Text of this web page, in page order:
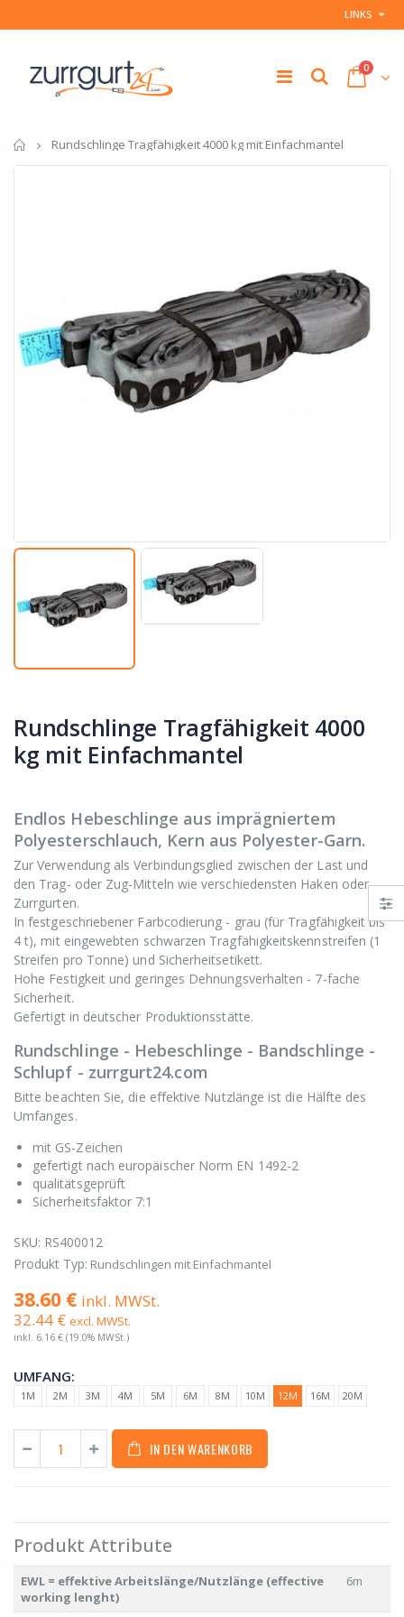
LINKS
0
Startseite
Rundschlinge Tragfähigkeit 4000 kg mit Einfachmantel
Rundschlinge Tragfähigkeit 4000
kg mit Einfachmantel
Endlos Hebeschlinge aus imprägniertem
Polyesterschlauch, Kern aus Polyester-Garn.
Zur Verwendung als Verbindungsglied zwischen der Last und
den Trag- oder Zug-Mitteln wie verschiedensten Haken oder
Zurrgurten.
In festgeschriebener Farbcodierung - grau (für Tragfähigkeit bis
4 t), mit eingewebten schwarzen Tragfähigkeitskennstreifen (1
Streifen pro Tonne) und Sicherheitsetikett.
Hohe Festigkeit und geringes Dehnungsverhalten - 7-fache
Sicherheit.
Gefertigt in deutscher Produktionsstätte.
Rundschlinge - Hebeschlinge - Bandschlinge -
Schlupf - zurrgurt24.com
Bitte beachten Sie, die effektive Nutzlänge ist die Hälfte des
Umfanges.
mit GS-Zeichen
gefertigt nach europäischer Norm EN 1492-2
qualitätsgeprüft
Sicherheitsfaktor 7:1
SKU: RS400012
Produkt Typ: Rundschlingen mit Einfachmantel
38.60 € inkl. MWSt.
32.44 € excl. MWSt.
inkl. 6.16 € (19.0% MWSt.)
UMFANG:
1M 2M 3M 4M 5M 6M 8M 10M 12M 16M 20M
IN DEN WARENKORB
Produkt Attribute
EWL = effektive Arbeitslänge/Nutzlänge (effective
working lenght)
6m